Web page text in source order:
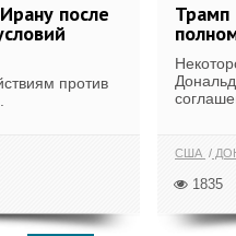
после
против
Трамп
США
1835